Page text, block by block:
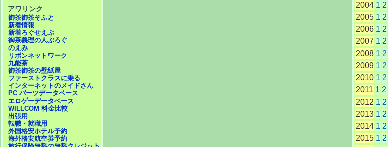
2004 1 2
2005 1 2
2006 1 2
2007 1 2
2008 1 2
2009 1 2
2010 1 2
2011 1 2
2012 1 2
2013 1 2
2014 1 2
2015 1 2
アワリンク
御茶御茶そふと
新着情報
新着ろぐせえぶ
御茶義理の人ぶろぐ
のえみ
リボンネットワーク
九能茶
御茶御茶の壁紙屋
ファーストクラスに乗る
インターネットのメイドさん
PC パーツデータベース
エロゲーデータベース
WILLCOM 料金比較
出張用
転職・就職用
外国格安ホテル予約
海外格安航空券予約